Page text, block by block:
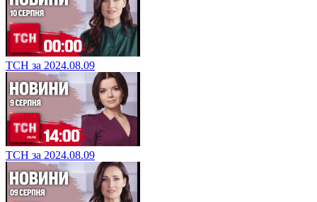
ТСН за 2024.08.09
ТСН за 2024.08.09